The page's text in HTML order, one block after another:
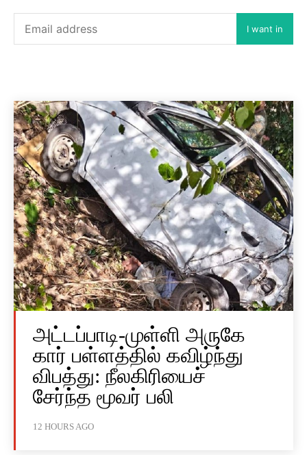
I want in
அட்டப்பாடி-முள்ளி அருகே
கார் பள்ளத்தில் கவிழ்ந்து
விபத்து: நீலகிரியைச்
சேர்ந்த மூவர் பலி
12 HOURS AGO